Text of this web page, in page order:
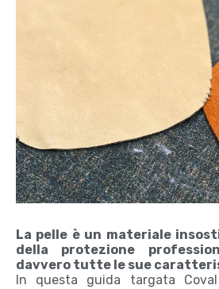
La pelle è un materiale
della protezione
davvero tutte le sue
In questa guida targata